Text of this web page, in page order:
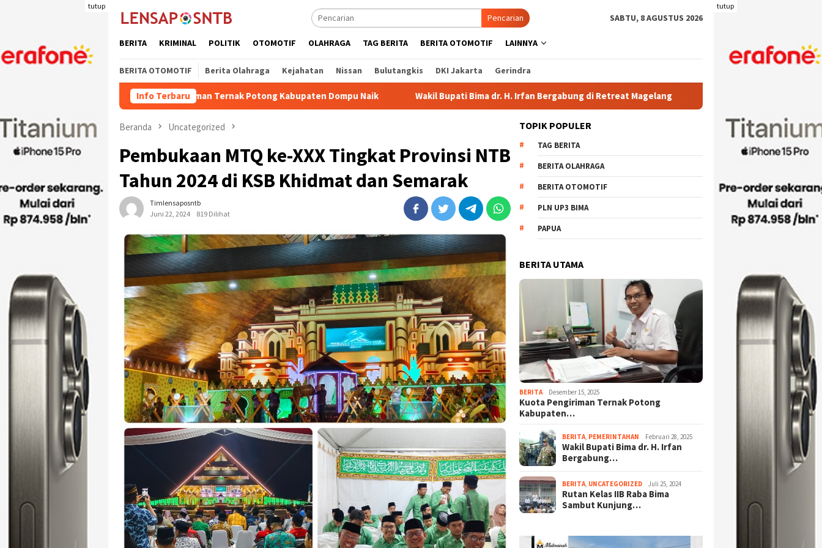
tutup tutup
Pencarian SABTU, 8 AGUSTUS 2026
BERITA KRIMINAL POLITIK OTOMOTIF OLAHRAGA TAG BERITA BERITA OTOMOTIF LAINNYA
BERITA OTOMOTIF Berita Olahraga Kejahatan Nissan Bulutangkis DKI Jakarta Gerindra
Info Terbaru
Kuota Pengiriman Ternak Potong Kabupaten Dompu Naik Wakil Bupati Bima dr. H. Irfan Bergabung di Retreat Magelang Rutan Kelas IIB Raba Bima Sambut Kunjungan
Beranda Uncategorized
Pembukaan MTQ ke-XXX Tingkat Provinsi NTB
Tahun 2024 di KSB Khidmat dan Semarak
Timlensaposntb
Juni 22, 2024
819 Dilihat
TOPIK POPULER
TAG BERITA
BERITA OLAHRAGA
BERITA OTOMOTIF
PLN UP3 BIMA
PAPUA
BERITA UTAMA
BERITA Desember 15, 2025
Kuota Pengiriman Ternak Potong
Kabupaten…
BERITA PEMERINTAHAN Februari 28, 2025
Wakil Bupati Bima dr. H. Irfan
Bergabung…
BERITA UNCATEGORIZED Juli 25, 2024
Rutan Kelas IIB Raba Bima
Sambut Kunjung…